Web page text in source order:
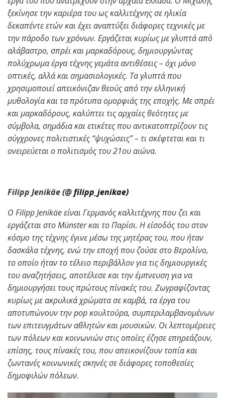
ξεκίνησε την καριέρα του ως καλλιτέχνης σε ηλικία
δεκαπέντε ετών και έχει αναπτύξει διάφορες τεχνικές με
την πάροδο των χρόνων. Εργάζεται κυρίως με γλυπτά από
αλάβαστρο, σπρέι και μαρκαδόρους, δημιουργώντας
πολύχρωμα έργα τέχνης γεμάτα αντιθέσεις – όχι μόνο
οπτικές, αλλά και σημασιολογικές. Τα γλυπτά που
χρησιμοποιεί απεικόνιζαν θεούς από την ελληνική
μυθολογία και τα πρότυπα ομορφιάς της εποχής. Με σπρέι
και μαρκαδόρους, καλύπτει τις αρχαίες θεότητες με
σύμβολα, σημάδια και ετικέτες που αντικατοπτρίζουν τις
σύγχρονες πολιτιστικές “ψυχώσεις” – τι σκέφτεται και τι
ονειρεύεται ο πολιτισμός του 21ου αιώνα.
Filipp Jenikäe(@filipp_jenikae)
Ο FilippJenikäeείναι Γερμανός καλλιτέχνης που ζει και
εργάζεται στοMünsterκαι το Παρίσι. Η είσοδός του στον
κόσμο της τέχνης έγινε μέσω της μητέρας του, που ήταν
δασκάλα τέχνης, ενώ την εποχή που ζούσε στο Βερολίνο,
το οποίο ήταν το τέλειο περιβάλλον για τις δημιουργικές
του αναζητήσεις, αποτέλεσε και την έμπνευση για να
δημιουργήσει τους πρώτους πίνακές του. Ζωγραφίζοντας
κυρίως με ακρυλικά χρώματα σε καμβά, τα έργα του
αποτυπώνουν τηνpopκουλτούρα, συμπεριλαμβανομένων
των επιτευγμάτων αθλητών και μουσικών. Οι λεπτομέρειες
των πόλεων και κοινωνιών στις οποίες έζησε επηρεάζουν,
επίσης, τους πίνακές του, που απεικονίζουν τοπία και
ζωντανές κοινωνικές σκηνές σε διάφορες τοποθεσίες
δημοφιλών πόλεων.